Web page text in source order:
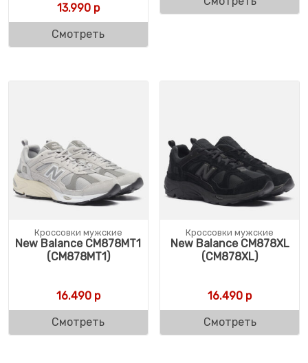
13.990р
Смотреть
Кроссовки мужские
New Balance CM878MT1
(CM878MT1)
16.490р
Смотреть
Кроссовки мужские
New Balance CM878XL
(CM878XL)
16.490 р
Смотреть